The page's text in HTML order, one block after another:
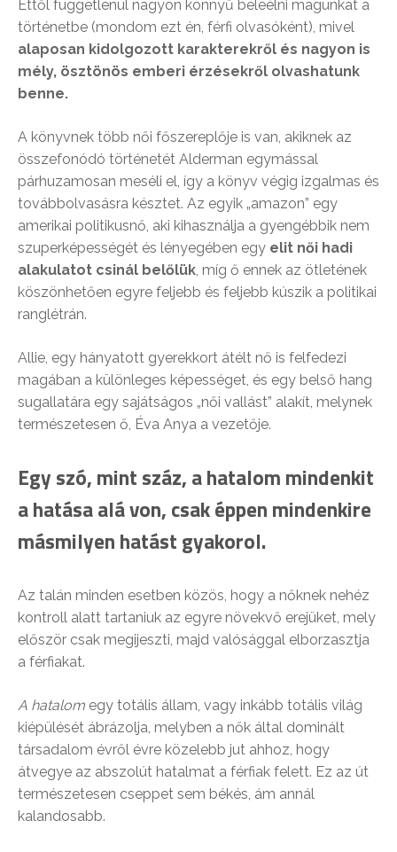
Ettől függetlenül nagyon könnyű beleélni magunkat a
történetbe (mondom ezt én, férfi olvasóként), mivel
alaposan kidolgozott karakterekről és nagyon is
mély, ösztönös emberi érzésekről olvashatunk
benne.
A könyvnek több női főszereplője is van, akiknek az
összefonódó történetét Alderman egymással
párhuzamosan meséli el, így a könyv végig izgalmas és
továbbolvasásra késztet. Az egyik „amazon” egy
amerikai politikusnő, aki kihasználja a gyengébbik nem
szuperképességét és lényegében egy elit női hadi
alakulatot csinál belőlük, míg ő ennek az ötletének
köszönhetően egyre feljebb és feljebb kúszik a politikai
ranglétrán.
Allie, egy hányatott gyerekkort átélt nő is felfedezi
magában a különleges képességet, és egy belső hang
sugallatára egy sajátságos „női vallást” alakít, melynek
természetesen ő, Éva Anya a vezetője.
Egy szó, mint száz, a hatalom mindenkit
a hatása alá von, csak éppen mindenkire
másmilyen hatást gyakorol.
Az talán minden esetben közös, hogy a nőknek nehéz
kontroll alatt tartaniuk az egyre növekvő erejüket, mely
először csak megijeszti, majd valósággal elborzasztja
a férfiakat.
A hatalom egy totális állam, vagy inkább totális világ
kiépülését ábrázolja, melyben a nők által dominált
társadalom évről évre közelebb jut ahhoz, hogy
átvegye az abszolút hatalmat a férfiak felett. Ez az út
természetesen cseppet sem békés, ám annál
kalandosabb.